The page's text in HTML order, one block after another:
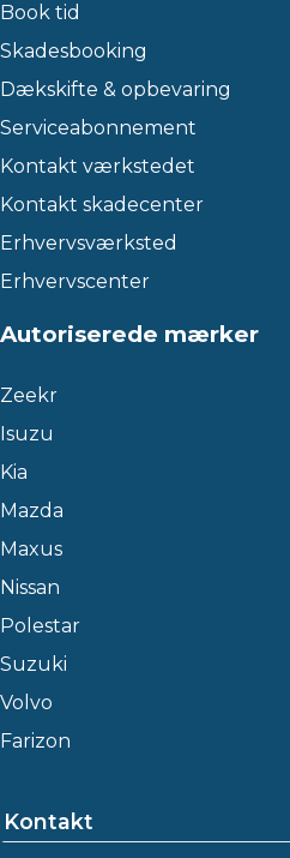
Book tid
Skadesbooking
Dækskifte & opbevaring
Serviceabonnement
Kontakt værkstedet
Kontakt skadecenter
Erhvervsværksted
Erhvervscenter
Autoriserede mærker
Zeekr
Isuzu
Kia
Mazda
Maxus
Nissan
Polestar
Suzuki
Volvo
Farizon
Kontakt